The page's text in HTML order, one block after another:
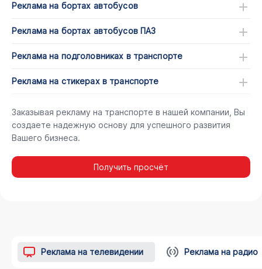
Реклама на бортах автобусов
Реклама на бортах автобусов ПАЗ
Реклама на подголовниках в транспорте
Реклама на стикерах в транспорте
Заказывая рекламу на транспорте в нашей компании, Вы
создаете надежную основу для успешного развития
Вашего бизнеса.
Получить просчёт
Реклама на телевидении Реклама на радио